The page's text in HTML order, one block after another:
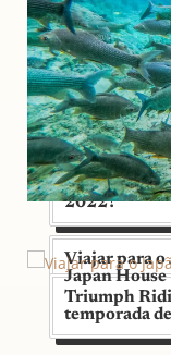
O que fazer
2022?
Viajar para o
Japan House
Triumph
temporada